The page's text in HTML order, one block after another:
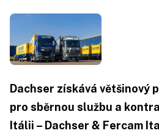
Dachser získává většinový
pro sběrnou službu a
Itálii – Dachser & Fercam